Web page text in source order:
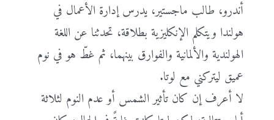
أندرو، طالب ماجستير، يدرس إدارة الأعمال في
هولندا ويتكلم الإنكليزية بطلاقة، تحدثنا عن اللغة
الهولندية والألمانية والفوارق بينهما، ثم غطّ هو في نوم
عميق ليتركني مع لوتا.
لا أعرف إن كان تأثير الشمس أو عدم النوم لثلاثة